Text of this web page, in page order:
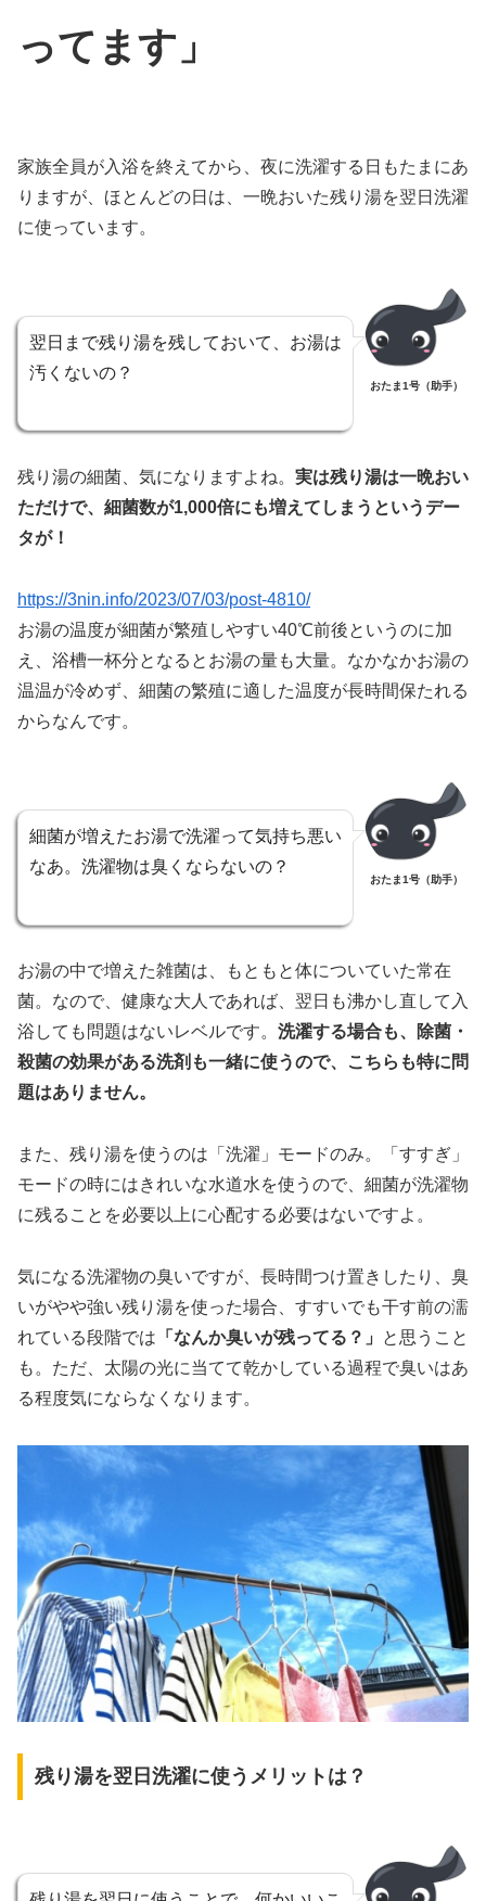
ってます」
家族全員が入浴を終えてから、夜に洗濯する日もたまにあ
りますが、ほとんどの日は、一晩おいた残り湯を翌日洗濯
に使っています。
翌日まで残り湯を残しておいて、お湯は
汚くないの？
おたま1号（助手）
残り湯の細菌、気になりますよね。 実は残り湯は一晩おい
ただけで、細菌数が1,000倍にも増えてしまうというデー
タが！
https://3nin.info/2023/07/03/post-4810/
お湯の温度が細菌が繁殖しやすい40℃前後というのに加
え、浴槽一杯分となるとお湯の量も大量。なかなかお湯の
温温が冷めず、細菌の繁殖に適した温度が長時間保たれる
からなんです。
細菌が増えたお湯で洗濯って気持ち悪い
なあ。洗濯物は臭くならないの？
おたま1号（助手）
お湯の中で増えた雑菌は、もともと体についていた常在
菌。なので、健康な大人であれば、翌日も沸かし直して入
浴しても問題はないレベルです。 洗濯する場合も、除菌・
殺菌の効果がある洗剤も一緒に使うので、こちらも特に問
題はありません。
また、残り湯を使うのは「洗濯」モードのみ。「すすぎ」
モードの時にはきれいな水道水を使うので、細菌が洗濯物
に残ることを必要以上に心配する必要はないですよ。
気になる洗濯物の臭いですが、長時間つけ置きしたり、臭
いがやや強い残り湯を使った場合、すすいでも干す前の濡
れている段階では 「なんか臭いが残ってる？」
と思うこと
も。ただ、太陽の光に当てて乾かしている過程で臭いはあ
る程度気にならなくなります。
残り湯を翌日洗濯に使うメリットは？